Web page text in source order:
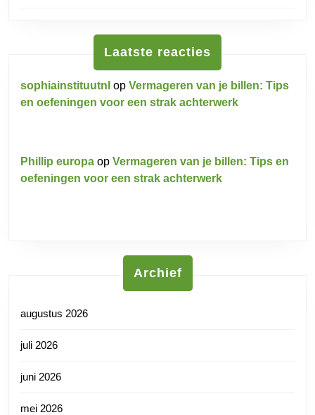
Laatste reacties
sophiainstituutnl op Vermageren van je billen: Tips
en oefeningen voor een strak achterwerk
Phillip europa op Vermageren van je billen: Tips en
oefeningen voor een strak achterwerk
Archief
augustus 2026
juli 2026
juni 2026
mei 2026